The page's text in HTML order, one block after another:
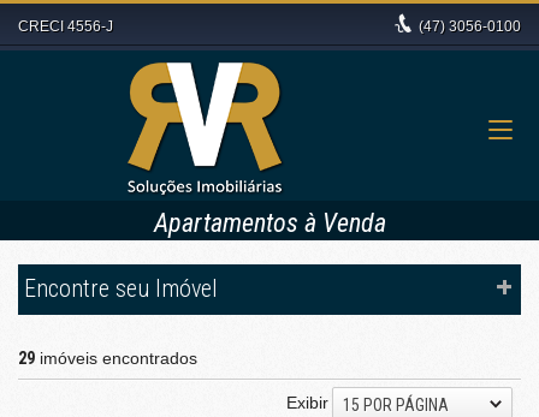
CRECI 4556-J (47) 3056-0100
Apartamentos à Venda
Encontre seu Imóvel
29 imóveis encontrados
Exibir
15 POR PÁGINA